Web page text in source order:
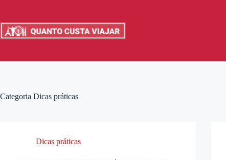
o
conteúdo
Categoria Dicas práticas
Dicas práticas